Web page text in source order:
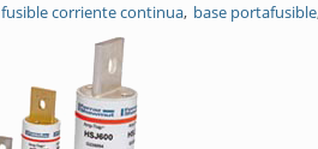
fusible corriente continua base portafusible